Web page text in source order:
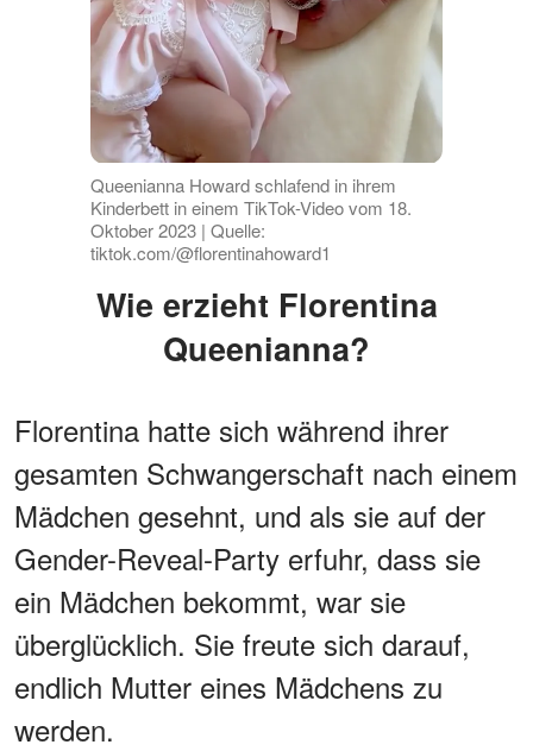
Queenianna Howard schlafend in ihrem
Kinderbett in einem TikTok-Video vom 18.
Oktober 2023 | Quelle:
tiktok.com/@florentinahoward1
Wie erzieht Florentina
Queenianna?
Florentina hatte sich während ihrer
gesamten Schwangerschaft nach einem
Mädchen gesehnt, und als sie auf der
Gender-Reveal-Party erfuhr, dass sie
ein Mädchen bekommt, war sie
überglücklich. Sie freute sich darauf,
endlich Mutter eines Mädchens zu
werden.